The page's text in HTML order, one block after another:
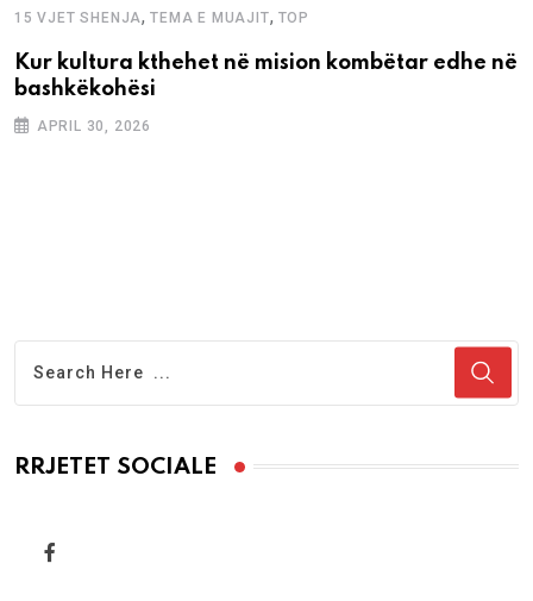
15 VJET SHENJA,TEMA E MUAJIT, TOP
Kur kultura kthehet në mision kombëtar edhe në
bashkëkohësi
APRIL 30, 2026
RRJETET SOCIALE